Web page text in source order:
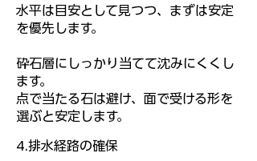
水平は目安として見つつ、まずは安定
を優先します。
砕石層にしっかり当てて沈みにくくし
ます。
点で当たる石は避け、面で受ける形を
選ぶと安定します。
4.排水経路の確保